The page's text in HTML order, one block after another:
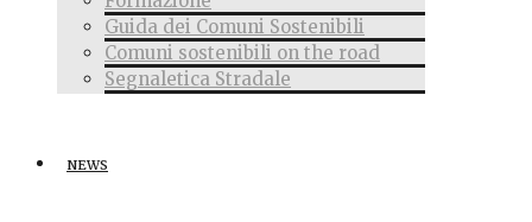
Guida dei Comuni Sostenibili
Comuni sostenibili on the road
Segnaletica Stradale
NEWS